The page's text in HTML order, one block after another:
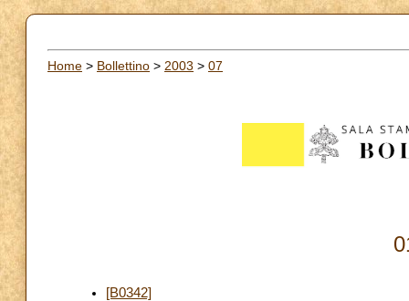
Home > Bollettino > 2003 > 07
[B0342]